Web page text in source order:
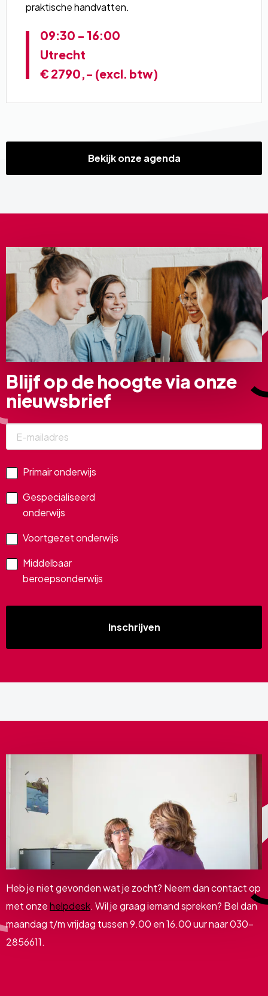
praktische handvatten.
09:30 - 16:00
Utrecht
€ 2790,- (excl. btw)
Bekijk onze agenda
Blijf op de hoogte via onze
nieuwsbrief
Primair onderwijs
Gespecialiseerd
onderwijs
Voortgezet onderwijs
Middelbaar
beroepsonderwijs
Heb je niet gevonden wat je zocht? Neem dan contact op
met onzehelpdesk. Wil je graag iemand spreken? Bel dan
maandag t/m vrijdag tussen 9.00 en 16.00 uur naar 030-
2856611.